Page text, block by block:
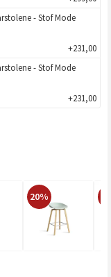
- Stof Mode
+231,00
- Stof Mode
+231,00
20%